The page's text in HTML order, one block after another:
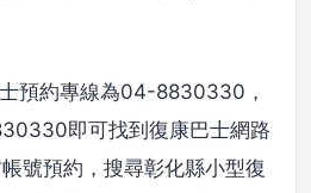
預約專線為04-8830330，
即可找到復康巴士網路
號預約，搜尋彰化縣小型復